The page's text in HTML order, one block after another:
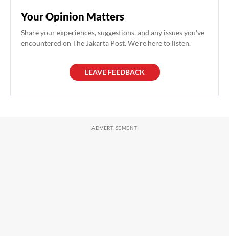
Your Opinion Matters
Share your experiences, suggestions, and any issues you've
encountered on The Jakarta Post. We're here to listen.
LEAVE FEEDBACK